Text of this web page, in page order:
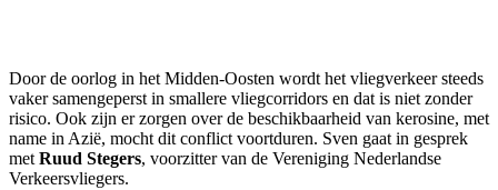
Door de oorlog in het Midden-Oosten wordt het vliegverkeer steeds
vaker samengeperst in smallere vliegcorridors en dat is niet zonder
risico. Ook zijn er zorgen over de beschikbaarheid van kerosine, met
name in Azië, mocht dit conflict voortduren. Sven gaat in gesprek
met Ruud Stegers, voorzitter van de Vereniging Nederlandse
Verkeersvliegers.